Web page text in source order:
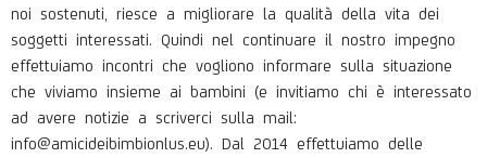
noi sostenuti, riesce a migliorare la qualità della vita dei
soggetti interessati. Quindi nel continuare il nostro impegno
effettuiamo incontri che vogliono informare sulla situazione
che viviamo insieme ai bambini (e invitiamo chi è interessato
ad avere notizie a scriverci sulla mail:
info@amicideibimbionlus.eu). Dal 2014 effettuiamo delle